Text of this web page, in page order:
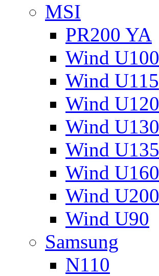
MSI
PR200 YA
Wind U100
Wind U115
Wind U120
Wind U130
Wind U135
Wind U160
Wind U200
Wind U90
Samsung
N110